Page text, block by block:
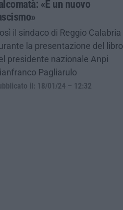
«È un nuovo
il sindaco di Reggio Calabria
la presentazione del libro
presidente nazionale Anpi
Pagliarulo
il: 18/01/24 – 12:32